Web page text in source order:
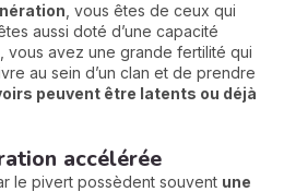
, vous êtes de ceux qui
aussi doté d’une capacité
vous avez une grande fertilité qui
au sein d’un clan et de prendre
peuvent être latents ou déjà
accélérée
le pivert possèdent souvent une